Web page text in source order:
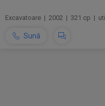
Excavatoare | 2002 | 321 cp |
Sună